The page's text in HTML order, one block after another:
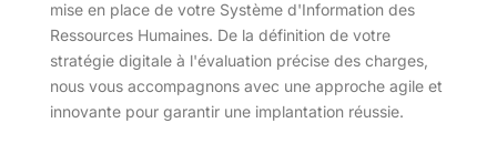
mise en place de votre Système d'Information des
Ressources Humaines. De la définition de votre
stratégie digitale à l'évaluation précise des charges,
nous vous accompagnons avec une approche agile et
innovante pour garantir une implantation réussie.